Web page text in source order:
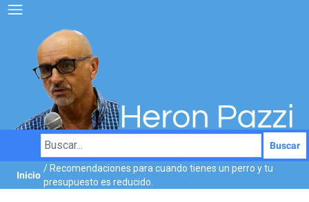
Buscar
Inicio
/ Recomendaciones para cuando tienes un perro y tu
presupuesto es reducido.